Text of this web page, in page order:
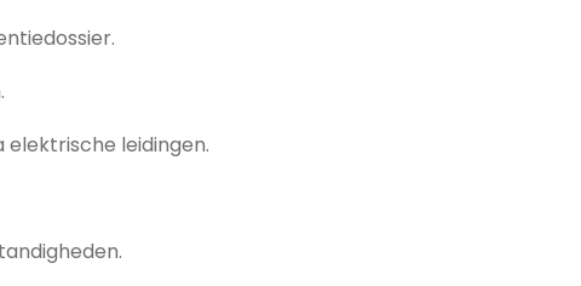
elektrische leidingen.